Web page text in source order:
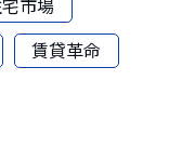
賃貸革命